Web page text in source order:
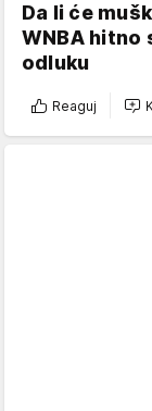
Da li će
WNBA hitno
odluku
Reaguj